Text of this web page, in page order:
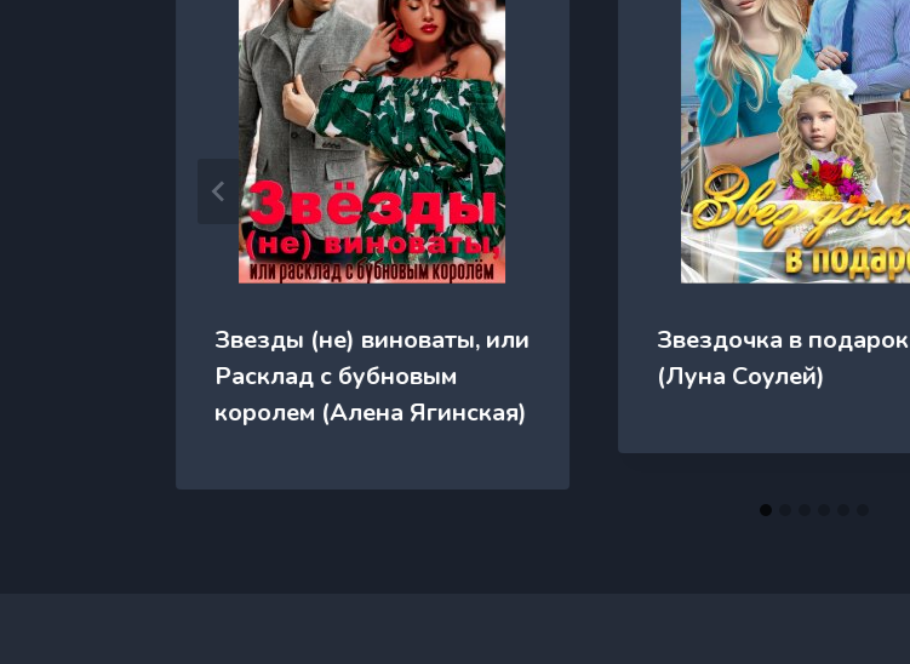
Звезды (не) виноваты, или
Расклад с бубновым
королем (Алена Ягинская)
Звездочка в подарок
(Луна Соулей)